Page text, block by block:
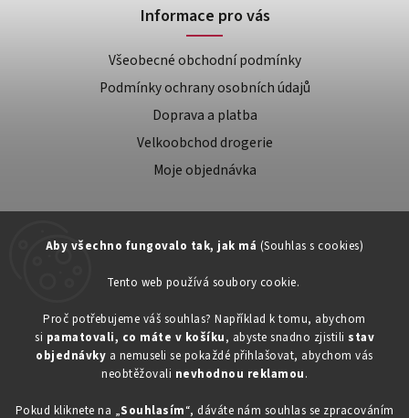
Aby všechno fungovalo tak, jak má (Souhlas s cookies)
Tento web používá soubory cookie.
Proč potřebujeme váš souhlas? Například k tomu, abychom
si pamatovali, co máte v košíku, abyste snadno zjistili stav
objednávky a nemuseli se pokaždé přihlašovat, abychom vás
neobtěžovali nevhodnou reklamou.
Pokud kliknete na „Souhlasím“, dáváte nám souhlas se zpracováním
734603917
eshop@toner-rl.cz
Informace pro vás
Všeobecné obchodní podmínky
Podmínky ochrany osobních údajů
Doprava a platba
Velkoobchod drogerie
Moje objednávka